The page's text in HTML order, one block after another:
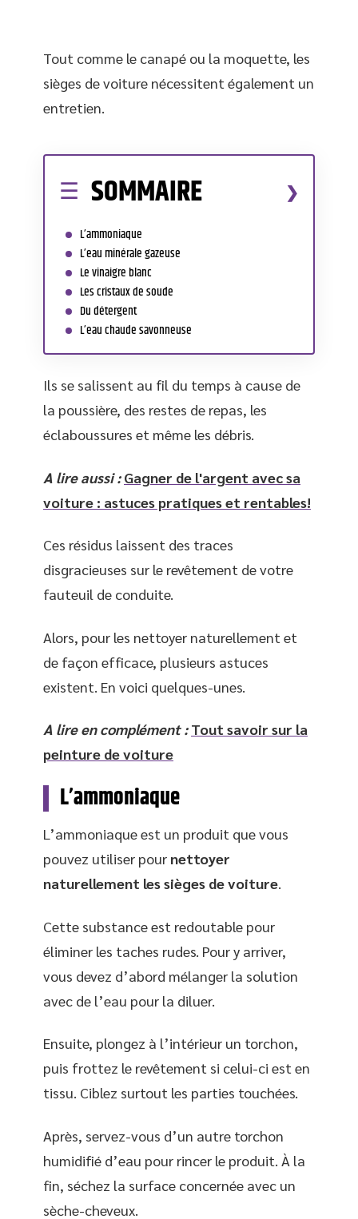
Tout comme le canapé ou la moquette, les
sièges de voiture nécessitent également un
entretien.
SOMMAIRE
L’ammoniaque
L’eau minérale gazeuse
Le vinaigre blanc
Les cristaux de soude
Du détergent
L’eau chaude savonneuse
Ils se salissent au fil du temps à cause de
la poussière, des restes de repas, les
éclaboussures et même les débris.
A lire aussi : Gagner de l'argent avec sa
voiture : astuces pratiques et rentables!
Ces résidus laissent des traces
disgracieuses sur le revêtement de votre
fauteuil de conduite.
Alors, pour les nettoyer naturellement et
de façon efficace, plusieurs astuces
existent. En voici quelques-unes.
A lire en complément : Tout savoir sur la
peinture de voiture
L’ammoniaque
L’ammoniaque est un produit que vous
pouvez utiliser pour nettoyer
naturellement les sièges de voiture.
Cette substance est redoutable pour
éliminer les taches rudes. Pour y arriver,
vous devez d’abord mélanger la solution
avec de l’eau pour la diluer.
Ensuite, plongez à l’intérieur un torchon,
puis frottez le revêtement si celui-ci est en
tissu. Ciblez surtout les parties touchées.
Après, servez-vous d’un autre torchon
humidifié d’eau pour rincer le produit. À la
fin, séchez la surface concernée avec un
sèche-cheveux.